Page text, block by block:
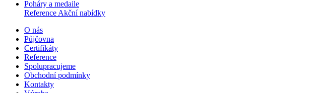
Poháry a medaile
Reference Akční nabídky
O nás
Půjčovna
Certifikáty
Reference
Spolupracujeme
Obchodní podmínky
Kontakty